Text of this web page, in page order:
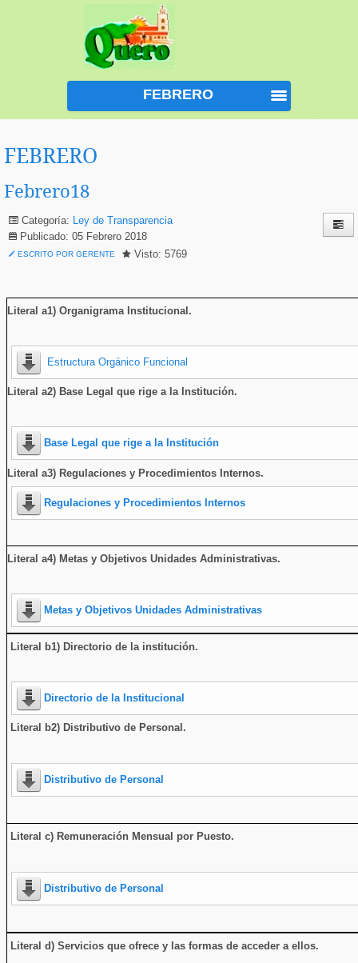
FEBRERO
FEBRERO
Febrero18
Categoría: Ley de Transparencia
Publicado: 05 Febrero 2018
ESCRITO POR GERENTE Visto: 5769
Literal a1) Organigrama Institucional .
Estructura Orgánico Funcional
Literal a2) Base Legal que rige a la Institución.
Base Legal que rige a la Institución
Literal a3) Regulaciones y Procedimientos Internos.
Regulaciones y Procedimientos Internos
Literal a4) Metas y Objetivos Unidades Administrativas.
Metas y Objetivos Unidades Administrativas
Literal b1) Directorio de la institución.
Directorio de la Institucional
Literal b2) Distributivo de Personal.
Distributivo de Personal
Literal c) Remuneración Mensual por Puesto.
Distributivo de Personal
Literal d) Servicios que ofrece y las formas de acceder a ellos.